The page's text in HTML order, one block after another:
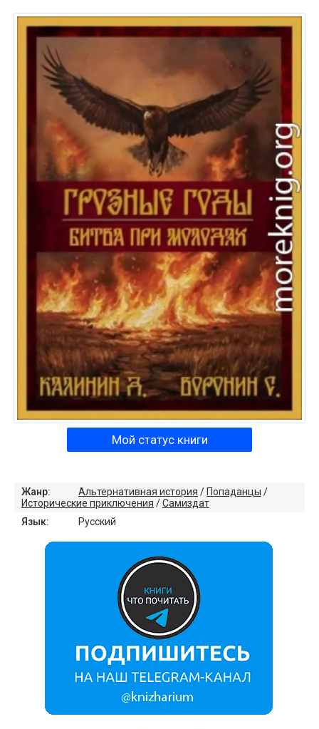
Мой статус книги
Жанр: Альтернативная история / Попаданцы /
Исторические приключения /Самиздат
Язык:
Русский